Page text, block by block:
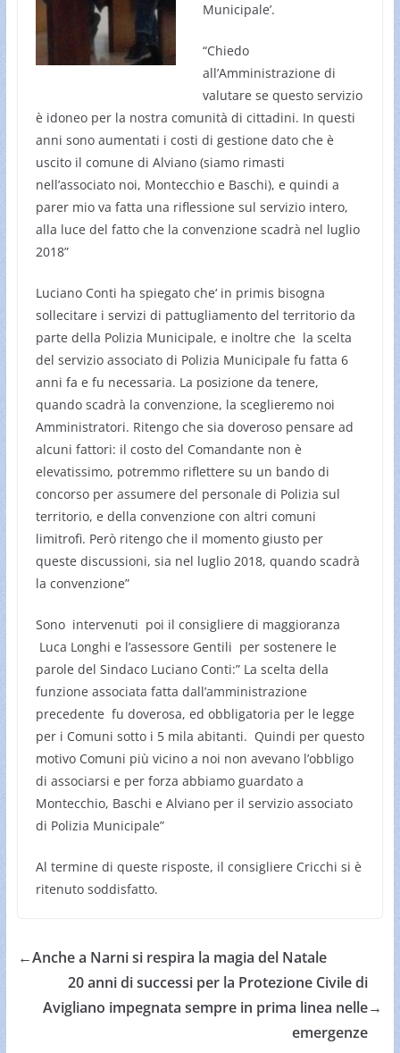
Municipale’.
“Chiedo
all’Amministrazione di
valutare se questo servizio
è idoneo per la nostra comunità di cittadini. In questi
anni sono aumentati i costi di gestione dato che è
uscito il comune di Alviano (siamo rimasti
nell’associato noi, Montecchio e Baschi), e quindi a
parer mio va fatta una riflessione sul servizio intero,
alla luce del fatto che la convenzione scadrà nel luglio
2018”
Luciano Conti ha spiegato che‘ in primis bisogna
sollecitare i servizi di pattugliamento del territorio da
parte della Polizia Municipale, e inoltre che la scelta
del servizio associato di Polizia Municipale fu fatta 6
anni fa e fu necessaria. La posizione da tenere,
quando scadrà la convenzione, la sceglieremo noi
Amministratori. Ritengo che sia doveroso pensare ad
alcuni fattori: il costo del Comandante non è
elevatissimo, potremmo riflettere su un bando di
concorso per assumere del personale di Polizia sul
territorio, e della convenzione con altri comuni
limitrofi. Però ritengo che il momento giusto per
queste discussioni, sia nel luglio 2018, quando scadrà
la convenzione”
Sono intervenuti poi il consigliere di maggioranza
Luca Longhi e l’assessore Gentili per sostenere le
parole del Sindaco Luciano Conti:” La scelta della
funzione associata fatta dall’amministrazione
precedente fu doverosa, ed obbligatoria per le legge
per i Comuni sotto i 5 mila abitanti. Quindi per questo
motivo Comuni più vicino a noi non avevano l’obbligo
di associarsi e per forza abbiamo guardato a
Montecchio, Baschi e Alviano per il servizio associato
di Polizia Municipale”
Al termine di queste risposte, il consigliere Cricchi si è
ritenuto soddisfatto.
←Anche a Narni si respira la magia del Natale
20 anni di successi per la Protezione Civile di
Avigliano impegnata sempre in prima linea nelle
emergenze
→